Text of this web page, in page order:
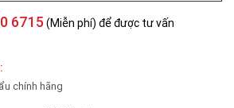
6715 (Miễn phí) để được tư vấn
chính hãng